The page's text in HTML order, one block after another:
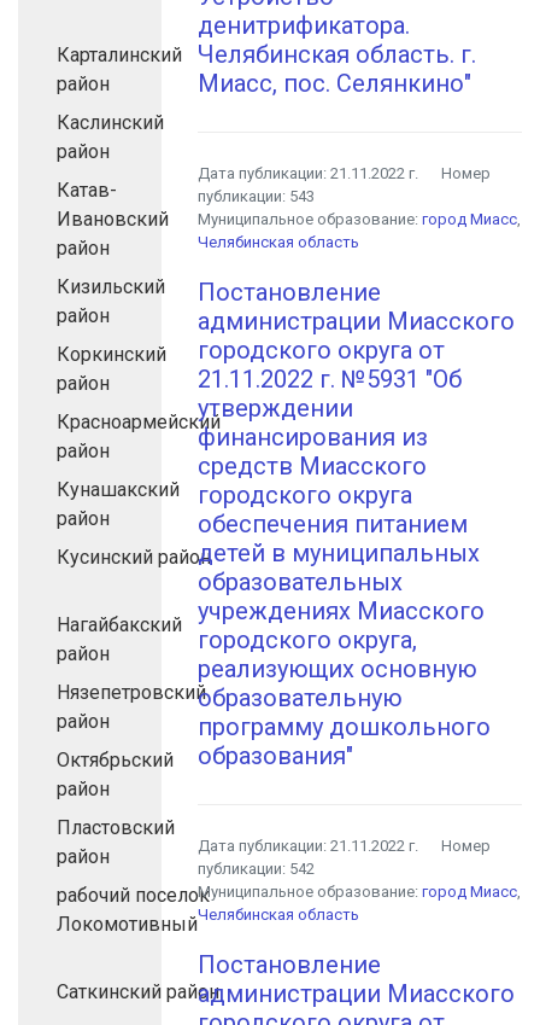
Карталинский
район
Каслинский
район
Катав-
Ивановский
район
Кизильский
район
Коркинский
район
Красноармейский
район
Кунашакский
район
Кусинский район
Нагайбакский
район
Нязепетровский
район
Октябрьский
район
Пластовский
район
рабочий поселок
Локомотивный
Саткинский район
денитрификатора.
Челябинская область. г.
Миасс, пос. Селянкино"
Дата публикации:21.11.2022 г.
Номер
публикации: 543
Муниципальное образование:город Миасс,
Челябинская область
Постановление
администрации Миасского
городского округа от
21.11.2022 г. №5931 "Об
утверждении
финансирования из
средств Миасского
городского округа
обеспечения питанием
детей в муниципальных
образовательных
учреждениях Миасского
городского округа,
реализующих основную
образовательную
программу дошкольного
образования"
Дата публикации:21.11.2022 г.
Номер
публикации: 542
Муниципальное образование:город Миасс,
Челябинская область
Постановление
администрации Миасского